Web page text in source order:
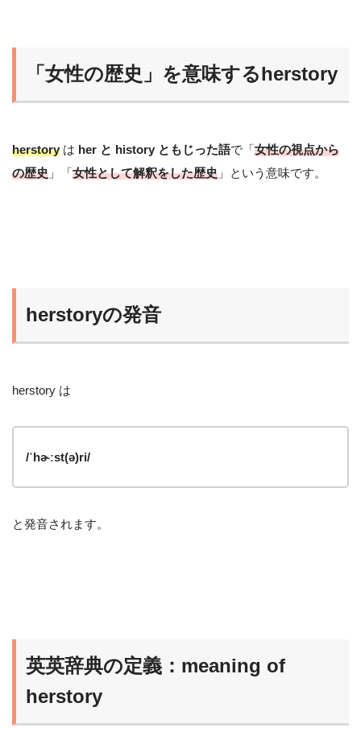
「女性の歴史」を意味するherstory
herstory は her と history ともじった語で「女性の視点から
の歴史 」「女性として解釈をした歴史 」という意味です。
herstoryの発音
herstory は
/ˈhɚːst(ə)ri/
と発音されます。
英英辞典の定義：meaning of
herstory